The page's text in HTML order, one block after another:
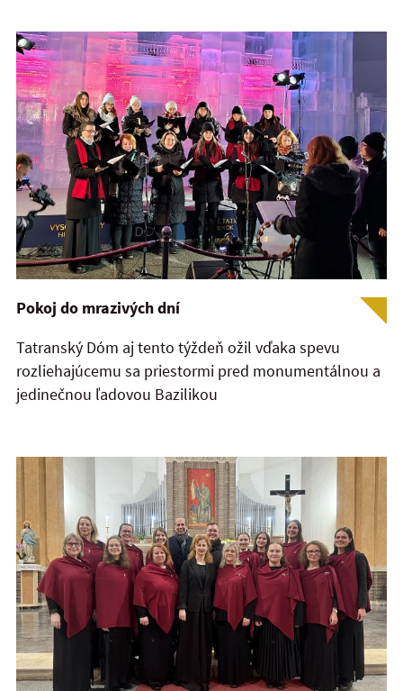
Pokoj do mrazivých dní
Tatranský Dóm aj tento týždeň ožil vďaka spevu
rozliehajúcemu sa priestormi pred monumentálnou a
jedinečnou ľadovou Bazilikou